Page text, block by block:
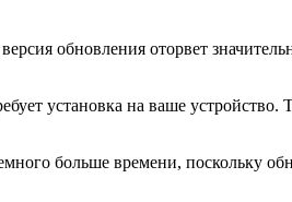
обновления оторвет
установка на ваше устройство.
больше времени, поскольку